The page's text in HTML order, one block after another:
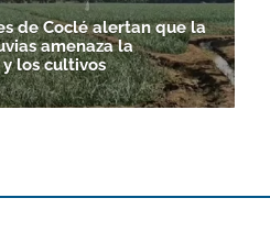
de Coclé alertan que la
amenaza la
los cultivos